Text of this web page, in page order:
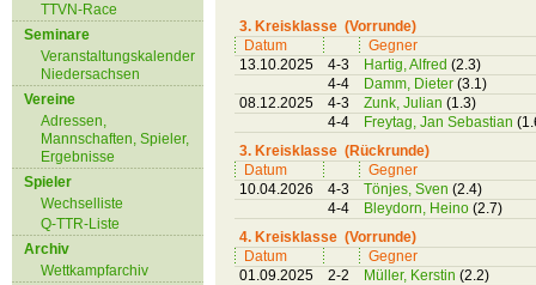
TTVN-Race
Seminare
Veranstaltungskalender
Niedersachsen
Vereine
Adressen,
Mannschaften, Spieler,
Ergebnisse
Spieler
Wechselliste
Q-TTR-Liste
Archiv
Wettkampfarchiv
3. Kreisklasse (Vorrunde)
Datum
Gegner
13.10.2025
4-3 Hartig, Alfred (2.3)
4-4
Damm, Dieter (3.1)
08.12.2025
4-3 Zunk, Julian (1.3)
4-4
Freytag, Jan Sebastian
3. Kreisklasse (Rückrunde)
Datum
Gegner
10.04.2026
4-3 Tönjes, Sven (2.4)
4-4
Bleydorn, Heino (2.7)
4. Kreisklasse (Vorrunde)
Datum
Gegner
01.09.2025
2-2 Müller, Kerstin (2.2)